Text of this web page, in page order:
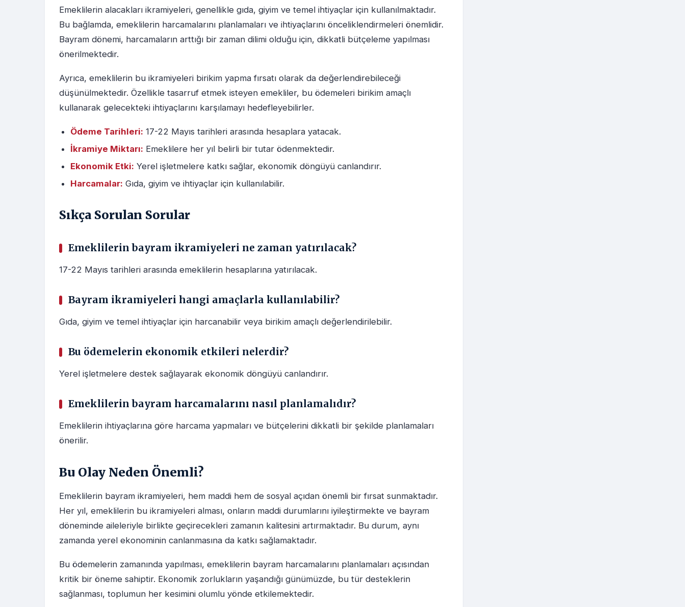
Emeklilerin alacakları ikramiyeleri, genellikle gıda, giyim ve temel ihtiyaçlar için kullanılmaktadır.
Bu bağlamda, emeklilerin harcamalarını planlamaları ve ihtiyaçlarını önceliklendirmeleri önemlidir.
Bayram dönemi, harcamaların arttığı bir zaman dilimi olduğu için, dikkatli bütçeleme yapılması
önerilmektedir.
Ayrıca, emeklilerin bu ikramiyeleri birikim yapma fırsatı olarak da değerlendirebileceği
düşünülmektedir. Özellikle tasarruf etmek isteyen emekliler, bu ödemeleri birikim amaçlı
kullanarak gelecekteki ihtiyaçlarını karşılamayı hedefleyebilirler.
Ödeme Tarihleri: 17-22 Mayıs tarihleri arasında hesaplara yatacak.
İkramiye Miktarı: Emeklilere her yıl belirli bir tutar ödenmektedir.
Ekonomik Etki: Yerel işletmelere katkı sağlar, ekonomik döngüyü canlandırır.
Harcamalar: Gıda, giyim ve ihtiyaçlar için kullanılabilir.
Sıkça Sorulan Sorular
Emeklilerin bayram ikramiyeleri ne zaman yatırılacak?
17-22 Mayıs tarihleri arasında emeklilerin hesaplarına yatırılacak.
Bayram ikramiyeleri hangi amaçlarla kullanılabilir?
Gıda, giyim ve temel ihtiyaçlar için harcanabilir veya birikim amaçlı değerlendirilebilir.
Bu ödemelerin ekonomik etkileri nelerdir?
Yerel işletmelere destek sağlayarak ekonomik döngüyü canlandırır.
Emeklilerin bayram harcamalarını nasıl planlamalıdır?
Emeklilerin ihtiyaçlarına göre harcama yapmaları ve bütçelerini dikkatli bir şekilde planlamaları
önerilir.
Bu Olay Neden Önemli?
Emeklilerin bayram ikramiyeleri, hem maddi hem de sosyal açıdan önemli bir fırsat sunmaktadır.
Her yıl, emeklilerin bu ikramiyeleri alması, onların maddi durumlarını iyileştirmekte ve bayram
döneminde aileleriyle birlikte geçirecekleri zamanın kalitesini artırmaktadır. Bu durum, aynı
zamanda yerel ekonominin canlanmasına da katkı sağlamaktadır.
Bu ödemelerin zamanında yapılması, emeklilerin bayram harcamalarını planlamaları açısından
kritik bir öneme sahiptir. Ekonomik zorlukların yaşandığı günümüzde, bu tür desteklerin
sağlanması, toplumun her kesimini olumlu yönde etkilemektedir.